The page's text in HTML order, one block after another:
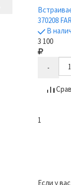
370208
В
3 100
-
1
Если у